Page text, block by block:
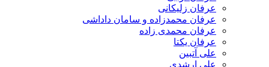
عرفان زلیکانی
عرفان محمدزاده و سامان داداشی
عرفان محمدی زاده
عرفان یکتا
علی آتبین
علی ارشدی